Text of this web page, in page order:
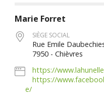
Marie Forret
SIÈGE SOCIAL
Rue Emile
7950 - Chièvres
https://
https://
e/